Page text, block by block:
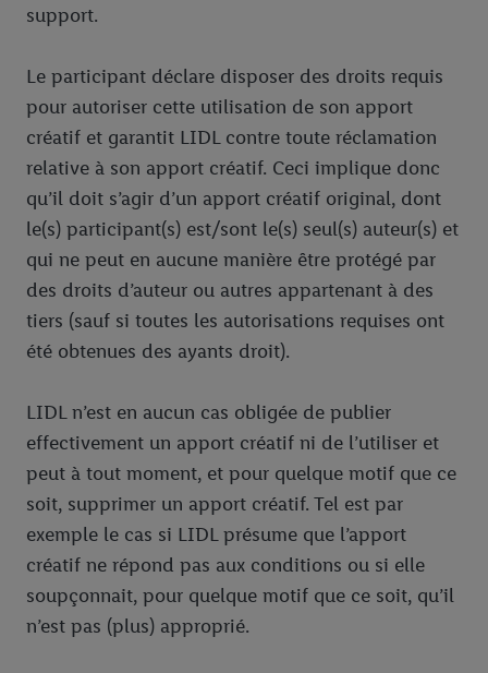
support.
Le participant déclare disposer des droits requis
pour autoriser cette utilisation de son apport
créatif et garantit LIDL contre toute réclamation
relative à son apport créatif. Ceci implique donc
qu’il doit s’agir d’un apport créatif original, dont
le(s) participant(s) est/sont le(s) seul(s) auteur(s) et
qui ne peut en aucune manière être protégé par
des droits d’auteur ou autres appartenant à des
tiers (sauf si toutes les autorisations requises ont
été obtenues des ayants droit).
LIDL n’est en aucun cas obligée de publier
effectivement un apport créatif ni de l’utiliser et
peut à tout moment, et pour quelque motif que ce
soit, supprimer un apport créatif. Tel est par
exemple le cas si LIDL présume que l’apport
créatif ne répond pas aux conditions ou si elle
soupçonnait, pour quelque motif que ce soit, qu’il
n’est pas (plus) approprié.